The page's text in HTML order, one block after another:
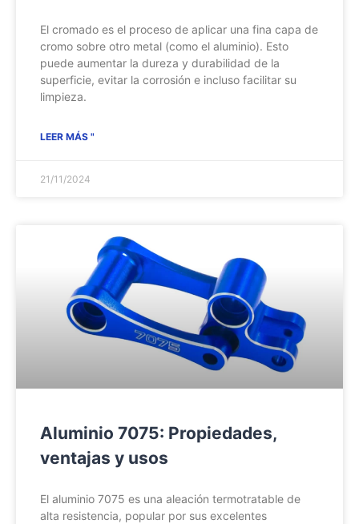
El cromado es el proceso de aplicar una fina capa de
cromo sobre otro metal (como el aluminio). Esto
puede aumentar la dureza y durabilidad de la
superficie, evitar la corrosión e incluso facilitar su
limpieza.
LEER MÁS "
21/11/2024
Aluminio 7075: Propiedades,
ventajas y usos
El aluminio 7075 es una aleación termotratable de
alta resistencia, popular por sus excelentes